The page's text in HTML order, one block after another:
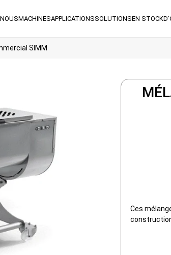
MACHINESAPPLICATIONSSOLUTIONSEN STOCK
SIMM
Ces